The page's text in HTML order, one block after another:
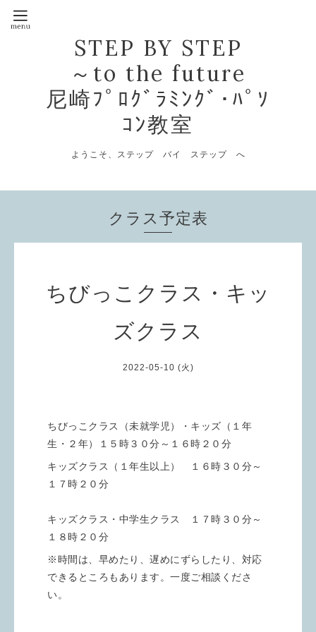
STEP BY STEP
～to the future
尼崎ﾌﾟﾛｸﾞﾗﾐﾝｸﾞ･ﾊﾟｿ
ｺﾝ教室
ようこそ、ステップ バイ ステップ へ
クラス予定表
ちびっこクラス・キッ
ズクラス
2022-05-10 (火)
ちびっこクラス（未就学児）・キッズ（１年
生・２年）１５時３０分～１６時２０分
キッズクラス（１年生以上） １６時３０分～
１７時２０分
キッズクラス・中学生クラス １７時３０分～
１８時２０分
※時間は、早めたり、遅めにずらしたり、対応
できるところもあります。一度ご相談くださ
い。